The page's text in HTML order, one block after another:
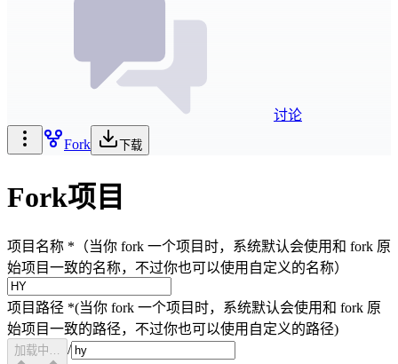
讨论
Fork
下载
Fork项目
项目名称 * （当你 fork 一个项目时，系统默认会使用和 fork 原
始项目一致的名称，不过你也可以使用自定义的名称）
项目路径 *(当你 fork 一个项目时，系统默认会使用和 fork 原
始项目一致的路径，不过你也可以使用自定义的路径)
加载中… /